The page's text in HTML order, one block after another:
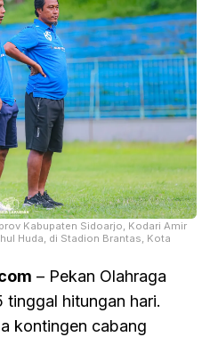
Kabupaten Sidoarjo, Kodari Amir
Huda, di Stadion Brantas, Kota
– Pekan Olahraga
hitungan hari.
kontingen cabang